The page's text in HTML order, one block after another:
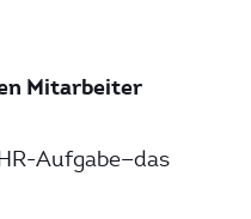
Mitarbeiter
Aufgabe—das